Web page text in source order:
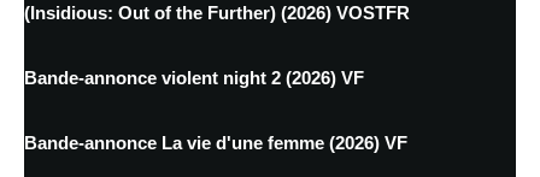
(Insidious: Out of the Further) (2026) VOSTFR
Bande-annonce violent night 2 (2026) VF
Bande-annonce La vie d'une femme (2026) VF